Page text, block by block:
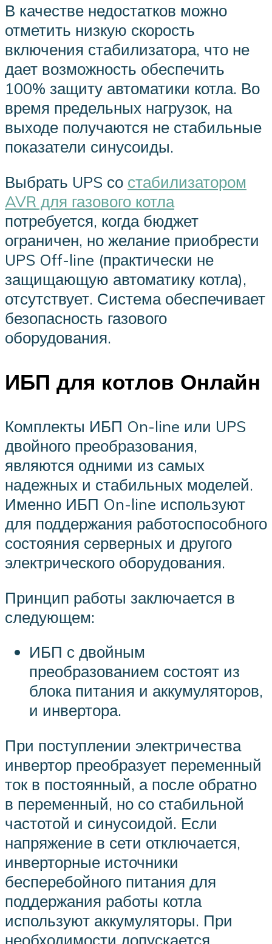
В качестве недостатков можно
отметить низкую скорость
включения стабилизатора, что не
дает возможность обеспечить
100% защиту автоматики котла. Во
время предельных нагрузок, на
выходе получаются не стабильные
показатели синусоиды.
Выбрать UPS со стабилизатором
AVR для газового котла
потребуется, когда бюджет
ограничен, но желание приобрести
UPS Off-line (практически не
защищающую автоматику котла),
отсутствует. Система обеспечивает
безопасность газового
оборудования.
ИБП для котлов Онлайн
Комплекты ИБП On-line или UPS
двойного преобразования,
являются одними из самых
надежных и стабильных моделей.
Именно ИБП On-line используют
для поддержания работоспособного
состояния серверных и другого
электрического оборудования.
Принцип работы заключается в
следующем:
ИБП с двойным
преобразованием состоят из
блока питания и аккумуляторов,
и инвертора.
При поступлении электричества
инвертор преобразует переменный
ток в постоянный, а после обратно
в переменный, но со стабильной
частотой и синусоидой. Если
напряжение в сети отключается,
инверторные источники
бесперебойного питания для
поддержания работы котла
используют аккумуляторы. При
необходимости допускается